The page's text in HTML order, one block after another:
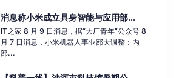
消息称小米成立具身智能与应用部...
IT之家 8 月 9 日消息，据“大厂青年”公众号 8
月 7 日消息，小米机器人事业部大调整：内
部...